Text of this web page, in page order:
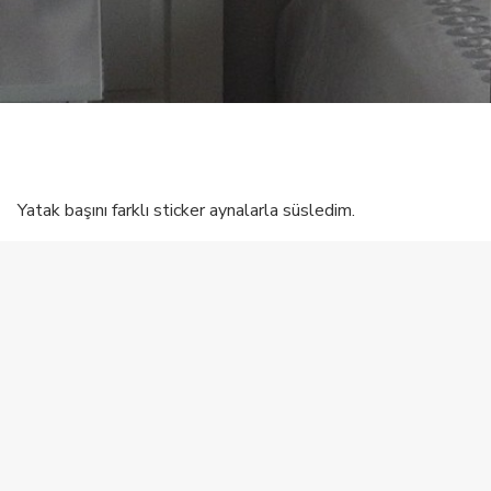
Yatak başını farklı sticker aynalarla süsledim.